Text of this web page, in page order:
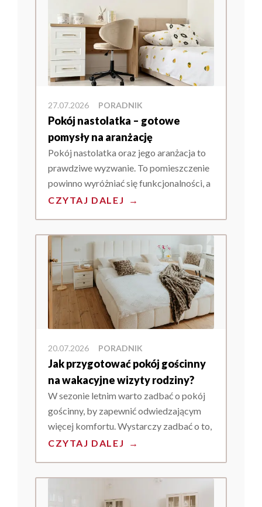
27.07.2026 PORADNIK
Pokój nastolatka – gotowe
pomysły na aranżację
Pokój nastolatka oraz jego aranżacja to
prawdziwe wyzwanie. To pomieszczenie
powinno wyróżniać się funkcjonalności, a
co więcej musi być dobrze dopasowane
znaleźć się strefy do nauki, spania,
spotkania ze znajomymi i rozwijania pas
CZYTAJ DALEJ →
20.07.2026 PORADNIK
Jak przygotować pokój gościnny
na wakacyjne wizyty rodziny?
W sezonie letnim warto zadbać o pokój
gościnny, by zapewnić odwiedzającym
więcej komfortu. Wystarczy zadbać o to,
by w pokoju gościnnym znalazły się
CZYTAJ DALEJ →